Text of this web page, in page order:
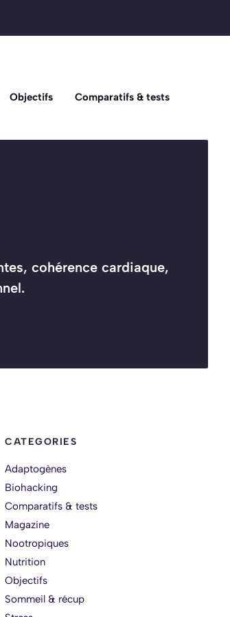
Objectifs Comparatifs & tests
cohérence cardiaque,
CATEGORIES
Adaptogènes
Biohacking
Comparatifs & tests
Magazine
Nootropiques
Nutrition
Objectifs
Sommeil & récup